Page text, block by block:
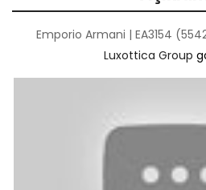
Emporio Armani | EA3154
Luxottica Group